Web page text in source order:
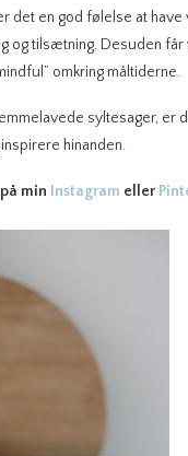
det en god følelse at
og tilsætning. Desuden
omkring måltiderne.
syltesager, er
hinanden.
min Instagram eller